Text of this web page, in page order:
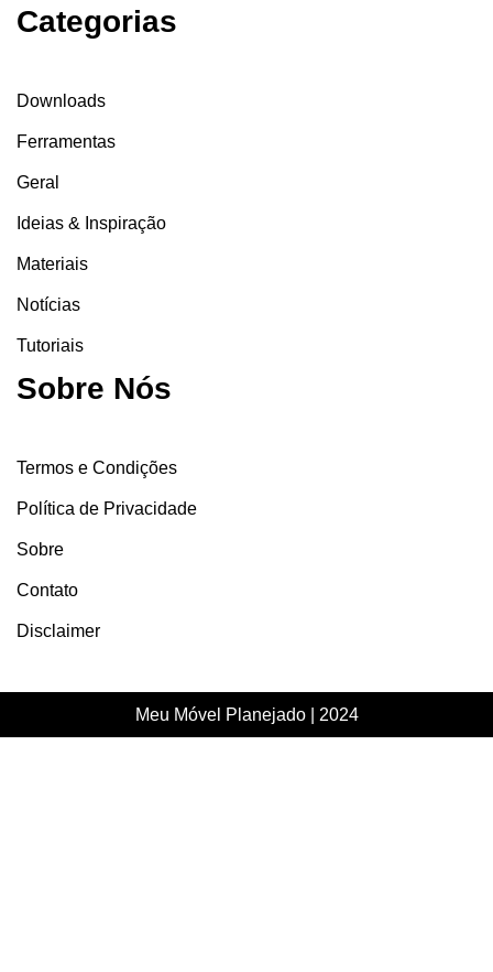
Categorias
Downloads
Ferramentas
Geral
Ideias & Inspiração
Materiais
Notícias
Tutoriais
Sobre Nós
Termos e Condições
Política de Privacidade
Sobre
Contato
Disclaimer
Meu Móvel Planejado | 2024